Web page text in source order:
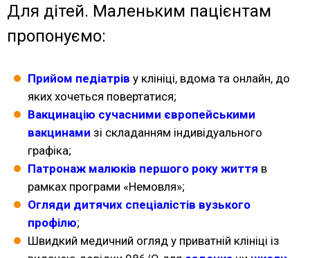
Для дітей. Маленьким пацієнтам
пропонуємо:
Прийом педіатрів у клініці, вдома та онлайн, до
яких хочеться повертатися;
Вакцинацію сучасними європейськими
вакцинами зі складанням індивідуального
графіка;
Патронаж малюків першого року життя в
рамках програми «Немовля»;
Огляди дитячих спеціалістів вузького
профілю;
Швидкий медичний огляд у приватній клініці із